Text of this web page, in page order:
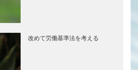
改めて労働基準法を考える